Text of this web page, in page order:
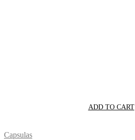
ADD TO CART
Capsulas